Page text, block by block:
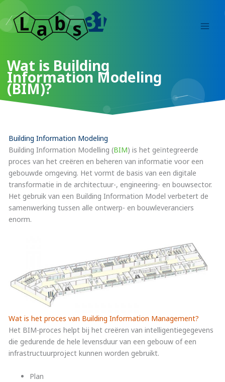
naar
de
Wat is Building
Information Modeling
(BIM)?
Building Information Modeling
Building Information Modelling (BIM) is het geïntegreerde
proces van het creëren en beheren van informatie voor een
gebouwde omgeving. Het vormt de basis van een digitale
transformatie in de architectuur-, engineering- en bouwsector.
Het gebruik van een Building Information Model verbetert de
samenwerking tussen alle ontwerp- en bouwleveranciers
enorm.
Wat is het proces van Building Information Management?
Het BIM-proces helpt bij het creëren van intelligentiegegevens
die gedurende de hele levensduur van een gebouw of een
infrastructuurproject kunnen worden gebruikt.
Plan